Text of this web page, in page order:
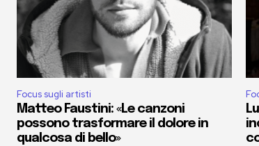
Focus sugli artisti
Matteo Faustini: «Le canzoni
possono trasformare il dolore in
qualcosa di bello»